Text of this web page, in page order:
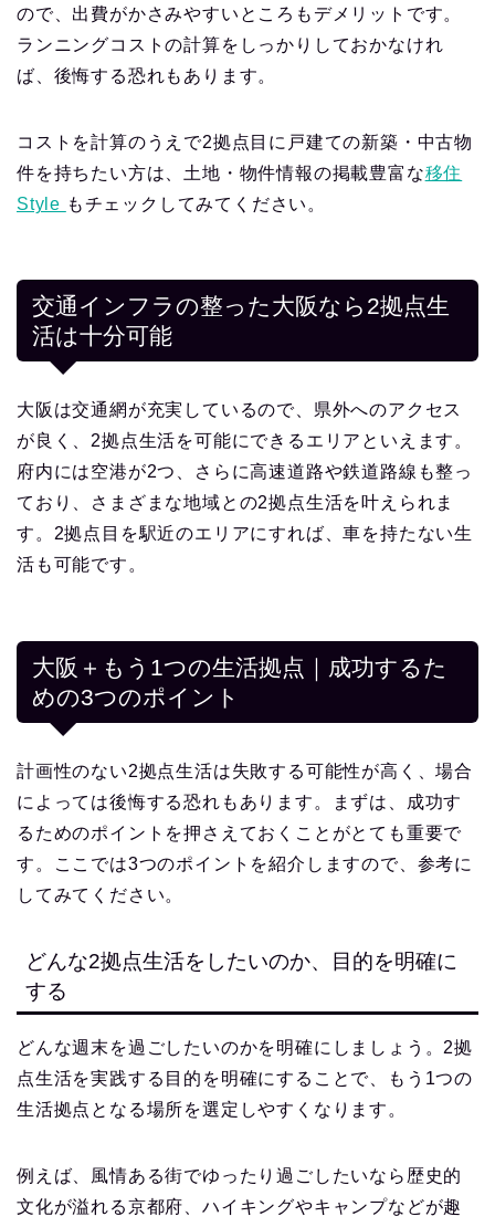
ので、出費がかさみやすいところもデメリットです。
ランニングコストの計算をしっかりしておかなけれ
ば、後悔する恐れもあります。
コストを計算のうえで2拠点目に戸建ての新築・中古物
件を持ちたい方は、土地・物件情報の掲載豊富な移住
Style もチェックしてみてください。
交通インフラの整った大阪なら2拠点生
活は十分可能
大阪は交通網が充実しているので、県外へのアクセス
が良く、2拠点生活を可能にできるエリアといえます。
府内には空港が2つ、さらに高速道路や鉄道路線も整っ
ており、さまざまな地域との2拠点生活を叶えられま
す。2拠点目を駅近のエリアにすれば、車を持たない生
活も可能です。
大阪＋もう1つの生活拠点｜成功するた
めの3つのポイント
計画性のない2拠点生活は失敗する可能性が高く、場合
によっては後悔する恐れもあります。まずは、成功す
るためのポイントを押さえておくことがとても重要で
す。ここでは3つのポイントを紹介しますので、参考に
してみてください。
どんな2拠点生活をしたいのか、目的を明確に
する
どんな週末を過ごしたいのかを明確にしましょう。2拠
点生活を実践する目的を明確にすることで、もう1つの
生活拠点となる場所を選定しやすくなります。
例えば、風情ある街でゆったり過ごしたいなら歴史的
文化が溢れる京都府、ハイキングやキャンプなどが趣